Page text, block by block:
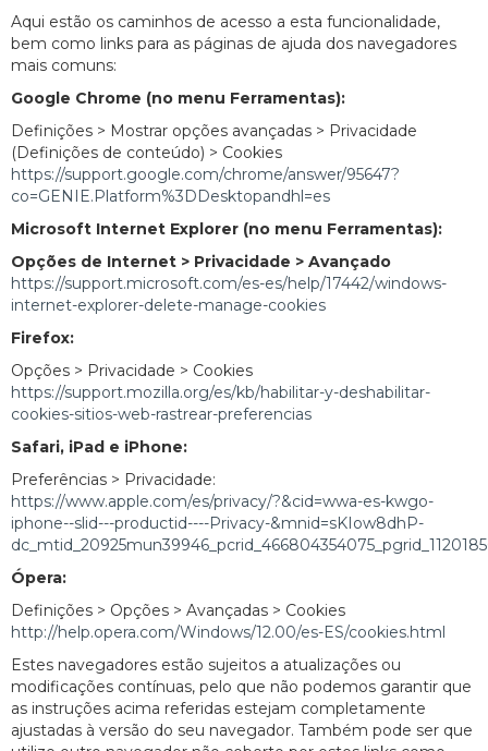
Aqui estão os caminhos de acesso a esta funcionalidade,
bem como links para as páginas de ajuda dos navegadores
mais comuns:
Google Chrome (no menu Ferramentas):
Definições > Mostrar opções avançadas > Privacidade
(Definições de conteúdo) > Cookies
https://support.google.com/chrome/answer/95647?
co=GENIE.Platform%3DDesktopandhl=es
Microsoft Internet Explorer (no menu Ferramentas):
Opções de Internet > Privacidade > Avançado
https://support.microsoft.com/es-es/help/17442/windows-
internet-explorer-delete-manage-cookies
Firefox:
Opções > Privacidade > Cookies
https://support.mozilla.org/es/kb/habilitar-y-deshabilitar-
cookies-sitios-web-rastrear-preferencias
Safari, iPad e iPhone:
Preferências > Privacidade:
https://www.apple.com/es/privacy/?&cid=wwa-es-kwgo-
iphone--slid---productid----Privacy-&mnid=sKIow8dhP-
Ópera:
Definições > Opções > Avançadas > Cookies
http://help.opera.com/Windows/12.00/es-ES/cookies.html
Estes navegadores estão sujeitos a atualizações ou
modificações contínuas, pelo que não podemos garantir que
as instruções acima referidas estejam completamente
ajustadas à versão do seu navegador. Também pode ser que